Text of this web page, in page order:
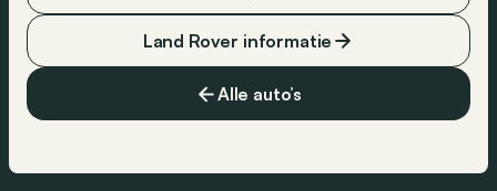
Alle auto’s
Land Rover informatie